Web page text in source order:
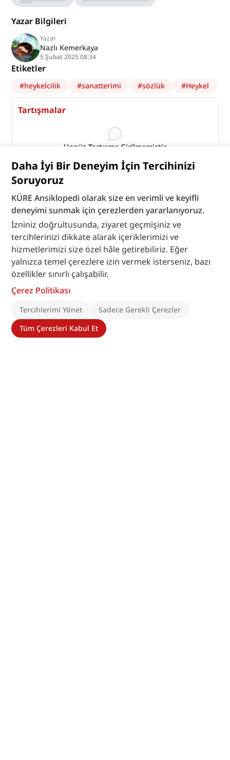
Daha İyi Bir Deneyim İçin Tercihinizi
Soruyoruz
KÜRE Ansiklopedi olarak size en verimli ve keyifli
deneyimi sunmak için çerezlerden yararlanıyoruz.
İzniniz doğrultusunda, ziyaret geçmişiniz ve
tercihlerinizi dikkate alarak içeriklerimizi ve
hizmetlerimizi size özel hâle getirebiliriz. Eğer
yalnızca temel çerezlere izin vermek isterseniz, bazı
özellikler sınırlı çalışabilir.
Çerez Politikası
Tercihlerimi Yönet
Sadece Gerekli Çerezler
Tüm Çerezleri Kabul Et
Yazar Bilgileri
Yazar
Nazlı Kemerkaya
5 Şubat 2025 08:34
Etiketler
#heykelcilik #sanatterimi #sözlük #Heykel
Tartışmalar
Henüz Tartışma Girilmemiştir
Tartışmaları Görüntüle